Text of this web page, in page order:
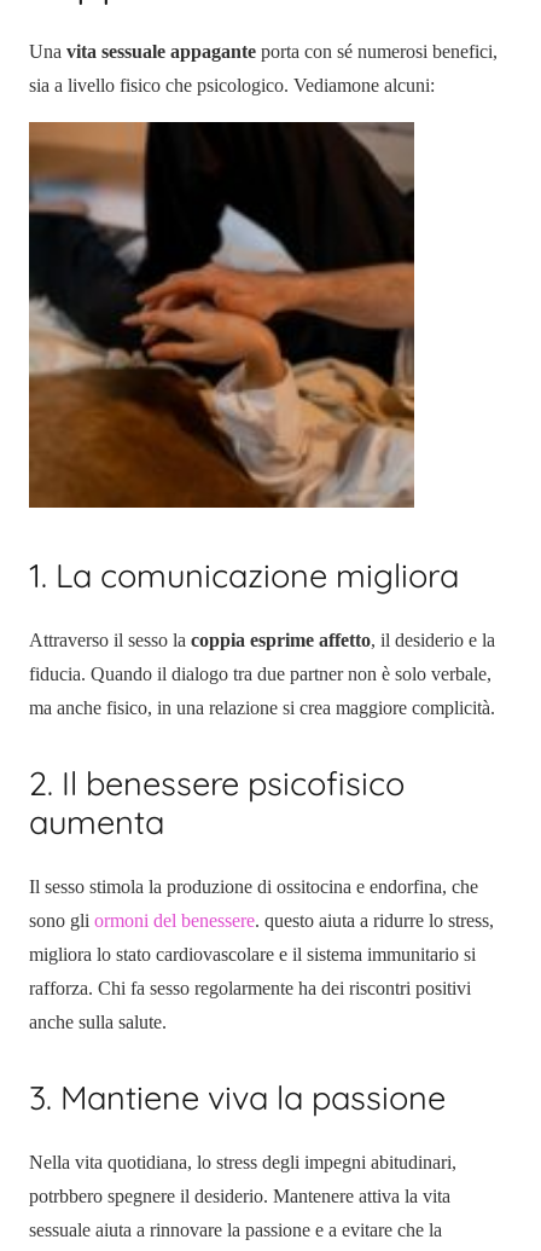
Una vita sessuale appagante porta con sé numerosi benefici,
sia a livello fisico che psicologico. Vediamone alcuni:
1. La comunicazione migliora
Attraverso il sesso la coppia esprime affetto, il desiderio e la
fiducia. Quando il dialogo tra due partner non è solo verbale,
ma anche fisico, in una relazione si crea maggiore complicità.
2. Il benessere psicofisico
aumenta
Il sesso stimola la produzione di ossitocina e endorfina, che
sono gli ormoni del benessere. questo aiuta a ridurre lo stress,
migliora lo stato cardiovascolare e il sistema immunitario si
rafforza. Chi fa sesso regolarmente ha dei riscontri positivi
anche sulla salute.
3. Mantiene viva la passione
Nella vita quotidiana, lo stress degli impegni abitudinari,
potrbbero spegnere il desiderio. Mantenere attiva la vita
sessuale aiuta a rinnovare la passione e a evitare che la